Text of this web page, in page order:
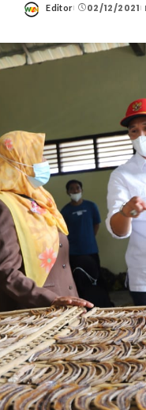
Posted
Editor 02/12/2021